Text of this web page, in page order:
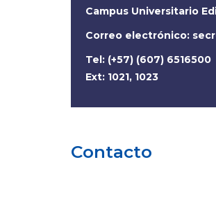
Campus Universitario
Correo electrónico:
Tel: (+57) (607) 6516500
Ext: 1021, 1023
Contacto